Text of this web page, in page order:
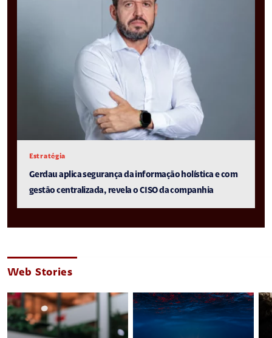
Estratégia
Gerdau aplica segurança da informação holística e com
gestão centralizada, revela o CISO da companhia
Web Stories